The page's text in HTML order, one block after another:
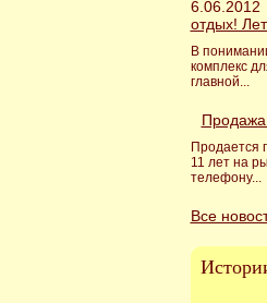
6.06.2012
отдых!
В
комплекс
главной...
Продается
11 лет на
телефону...
Все